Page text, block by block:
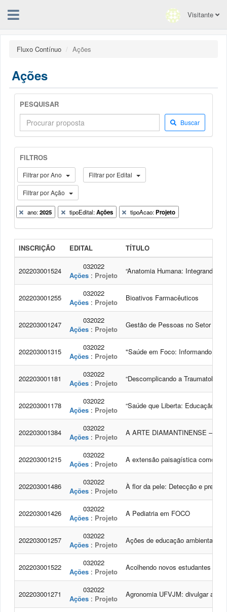
Visitante
Fluxo Contínuo Ações
Ações
PESQUISAR
Buscar
FILTROS
Filtrar por Ano Filtrar por Edital
Filtrar por Ação
ano:2025 tipoEdital:Ações tipoAcao:Projeto
INSCRIÇÃO EDITAL TÍTULO
202203001524
032022
Ações : Projeto “Anatomia Humana: Integrando o
202203001255
032022
Ações : Projeto Bioativos Farmacêuticos
202203001247
032022
Ações : Projeto Gestão de Pessoas no Setor
202203001315
032022
Ações : Projeto "Saúde em Foco: Informando e
202203001181
032022
Ações : Projeto “Descomplicando a
202203001178
032022
Ações : Projeto “Saúde que Liberta: Educação
202203001384
032022
Ações : Projeto A ARTE DIAMANTINENSE – O
202203001215
032022
Ações : Projeto A extensão paisagística como
202203001486
032022
Ações : Projeto À flor da pele: Detecção e
202203001426
032022
Ações : Projeto A Pediatria em FOCO
202203001257
032022
Ações : Projeto Ações de educação ambiental
202203001522
032022
Ações : Projeto Acolhendo novos estudantes e
202203001271
032022
Ações : Projeto Agronomia UFVJM: divulgar